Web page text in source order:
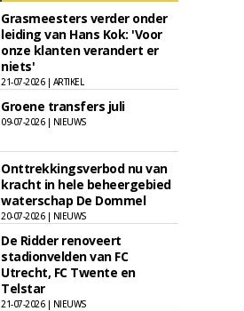
Grasmeesters verder onder
leiding van Hans Kok: 'Voor
onze klanten verandert er
niets'
21-07-2026 | ARTIKEL
Groene transfers juli
09-07-2026 | NIEUWS
Onttrekkingsverbod nu van
kracht in hele beheergebied
waterschap De Dommel
20-07-2026 | NIEUWS
De Ridder renoveert
stadionvelden van FC
Utrecht, FC Twente en
Telstar
21-07-2026 | NIEUWS